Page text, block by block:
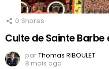
0 Shares
Culte de Sainte Barbe
parThomas RIBOULET
8 mois ago